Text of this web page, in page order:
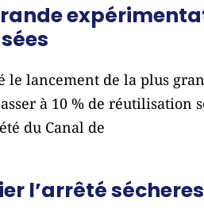
le lancement de la plus
à 10 % de réutilisation
du Canal de
l’arrêté